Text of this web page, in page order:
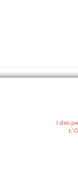
I dati